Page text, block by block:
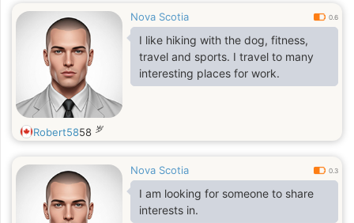
genuine, emotionally mature, and
ready to build something intentional.
Nova Scotia 0.6
I like hiking with the dog, fitness,
travel and sports. I travel to many
interesting places for work.
Robert5858 岁
Nova Scotia 0.3
I am looking for someone to share
interests in.